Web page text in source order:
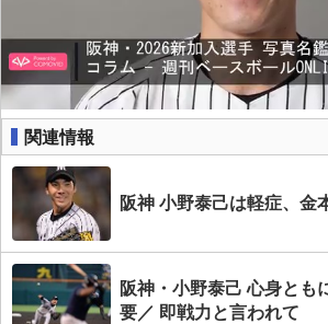
関連情報
阪神 小野泰己は軽症、金
阪神・小野泰己 心身とも
要／ 即戦力と言われて